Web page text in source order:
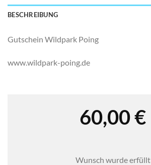
BESCHREIBUNG
Gutschein Wildpark Poing
www.wildpark-poing.de
60,00€
Wunsch wurde erfüllt